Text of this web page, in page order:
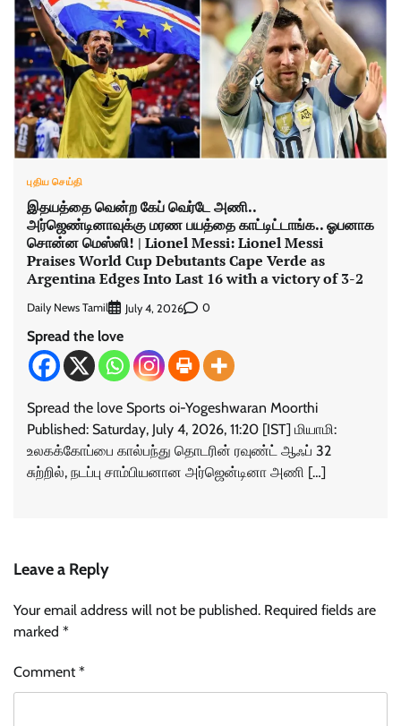
புதிய செய்தி
இதயத்தை வென்ற கேப் வெர்டே அணி..
அர்ஜெண்டினாவுக்கு மரண பயத்தை காட்டிட்டாங்க.. ஓபனாக
சொன்ன மெஸ்ஸி! | Lionel Messi: Lionel Messi
Praises World Cup Debutants Cape Verde as
Argentina Edges Into Last 16 with a victory of 3-2
Daily News Tamil July 4, 2026 0
Spread the love
Spread the love Sports oi-Yogeshwaran Moorthi
Published: Saturday, July 4, 2026, 11:20 [IST] மியாமி:
உலகக்கோப்பை கால்பந்து தொடரின் ரவுண்ட் ஆஃப் 32
சுற்றில், நடப்பு சாம்பியனான அர்ஜென்டினா அணி […]
Leave a Reply
Your email address will not be published. Required fields are
marked *
Comment*